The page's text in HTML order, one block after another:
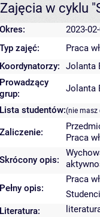
Zajęcia w cyklu
Okres:
2023-
Typ zajęć:
Praca
Koordynatorzy:
Jolanta
Prowadzący
grup:
Jolanta
Lista studentów:(nie masz
Zaliczenie:
Praca
Skrócony opis:
Pełny opis:
Praca
Literatura: